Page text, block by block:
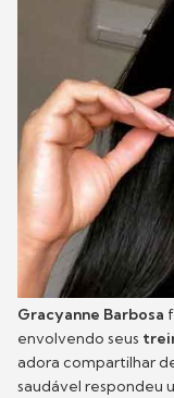
Gracyanne Barbosa
envolvendo seus
adora compartilhar
saudável respondeu